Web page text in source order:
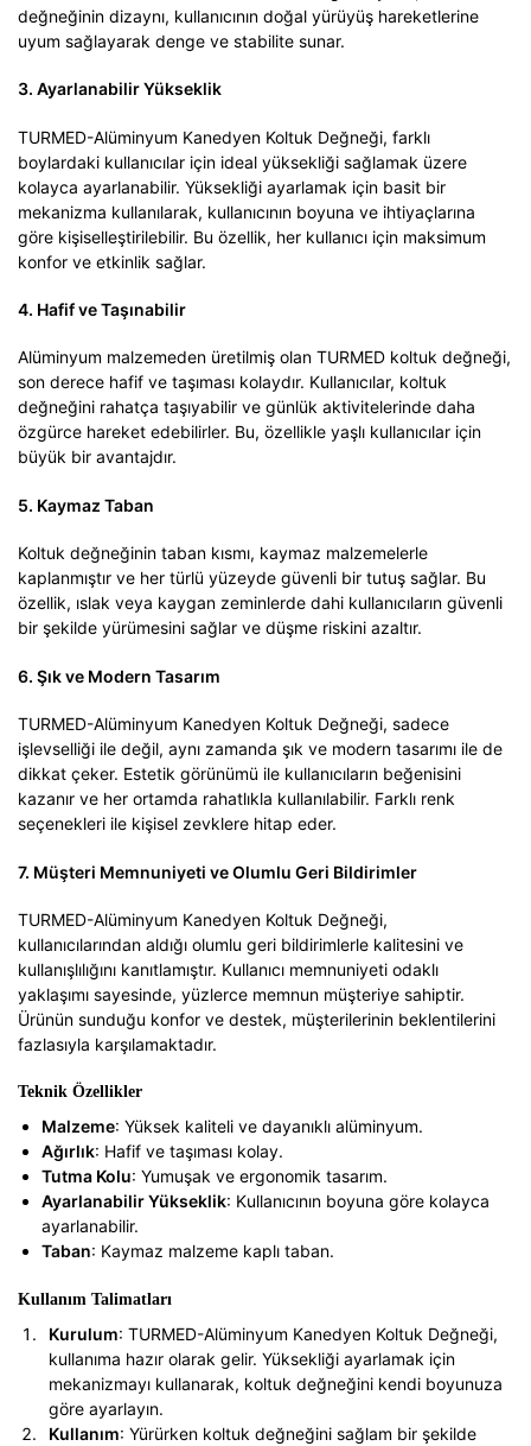
değneğinin dizaynı, kullanıcının doğal yürüyüş hareketlerine
uyum sağlayarak denge ve stabilite sunar.
3. Ayarlanabilir Yükseklik
TURMED-Alüminyum Kanedyen Koltuk Değneği, farklı
boylardaki kullanıcılar için ideal yüksekliği sağlamak üzere
kolayca ayarlanabilir. Yüksekliği ayarlamak için basit bir
mekanizma kullanılarak, kullanıcının boyuna ve ihtiyaçlarına
göre kişiselleştirilebilir. Bu özellik, her kullanıcı için maksimum
konfor ve etkinlik sağlar.
4. Hafif ve Taşınabilir
Alüminyum malzemeden üretilmiş olan TURMED koltuk değneği,
son derece hafif ve taşıması kolaydır. Kullanıcılar, koltuk
değneğini rahatça taşıyabilir ve günlük aktivitelerinde daha
özgürce hareket edebilirler. Bu, özellikle yaşlı kullanıcılar için
büyük bir avantajdır.
5. Kaymaz Taban
Koltuk değneğinin taban kısmı, kaymaz malzemelerle
kaplanmıştır ve her türlü yüzeyde güvenli bir tutuş sağlar. Bu
özellik, ıslak veya kaygan zeminlerde dahi kullanıcıların güvenli
bir şekilde yürümesini sağlar ve düşme riskini azaltır.
6. Şık ve Modern Tasarım
TURMED-Alüminyum Kanedyen Koltuk Değneği, sadece
işlevselliği ile değil, aynı zamanda şık ve modern tasarımı ile de
dikkat çeker. Estetik görünümü ile kullanıcıların beğenisini
kazanır ve her ortamda rahatlıkla kullanılabilir. Farklı renk
seçenekleri ile kişisel zevklere hitap eder.
7. Müşteri Memnuniyeti ve Olumlu Geri Bildirimler
TURMED-Alüminyum Kanedyen Koltuk Değneği,
kullanıcılarından aldığı olumlu geri bildirimlerle kalitesini ve
kullanışlılığını kanıtlamıştır. Kullanıcı memnuniyeti odaklı
yaklaşımı sayesinde, yüzlerce memnun müşteriye sahiptir.
Ürünün sunduğu konfor ve destek, müşterilerinin beklentilerini
fazlasıyla karşılamaktadır.
Teknik Özellikler
Malzeme: Yüksek kaliteli ve dayanıklı alüminyum.
Ağırlık: Hafif ve taşıması kolay.
Tutma Kolu: Yumuşak ve ergonomik tasarım.
Ayarlanabilir Yükseklik: Kullanıcının boyuna göre kolayca
ayarlanabilir.
Taban: Kaymaz malzeme kaplı taban.
Kullanım Talimatları
Kurulum: TURMED-Alüminyum Kanedyen Koltuk Değneği,
kullanıma hazır olarak gelir. Yüksekliği ayarlamak için
mekanizmayı kullanarak, koltuk değneğini kendi boyunuza
göre ayarlayın.
Kullanım: Yürürken koltuk değneğini sağlam bir şekilde